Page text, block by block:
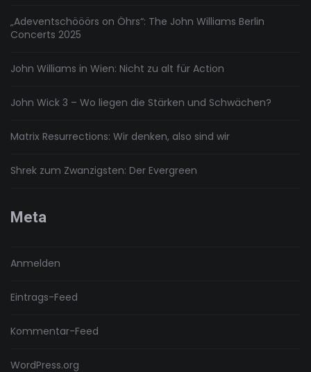
„Adeventschööörs on Öhrs“: The John Williams Berlin
Concerts 2025
John Williams in Wien: Nicht zu alt für Action
John Wick 3 – Wo liegen die Stärken und Schwächen?
Matrix Resurrections: Wir denken, also sind wir
Shrek zum Zwanzigsten: Der Evergreen
Meta
Anmelden
Eintrags-Feed
Kommentar-Feed
WordPress.org